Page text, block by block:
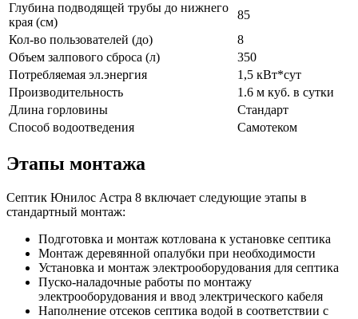
Глубина подводящей трубы до нижнего
края (см)
85
Кол-во пользователей (до)
8
Объем залпового сброса (л)
350
Потребляемая эл.энергия
1,5 кВт*сут
Производительность
1.6 м куб. в сутки
Длина горловины
Стандарт
Способ водоотведения
Самотеком
Этапы монтажа
Септик Юнилос Астра 8 включает следующие этапы в
стандартный монтаж:
Подготовка и монтаж котлована к установке септика
Монтаж деревянной опалубки при необходимости
Установка и монтаж электрооборудования для септика
Пуско-наладочные работы по монтажу
электрооборудования и ввод электрического кабеля
Наполнение отсеков септика водой в соответствии с